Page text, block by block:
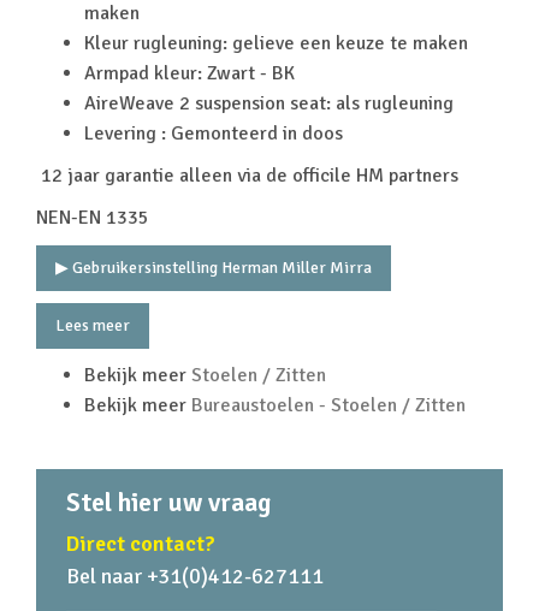
maken
Kleur rugleuning: gelieve een keuze te maken
Armpad kleur: Zwart - BK
AireWeave 2 suspension seat: als rugleuning
Levering : Gemonteerd in doos
12 jaar garantie alleen via de officile HM partners
NEN-EN 1335
▶ Gebruikersinstelling Herman Miller Mirra
Lees meer
Bekijk meer Stoelen / Zitten
Bekijk meer Bureaustoelen - Stoelen / Zitten
Stel hier uw vraag
Direct contact?
Bel naar +31(0)412-627111